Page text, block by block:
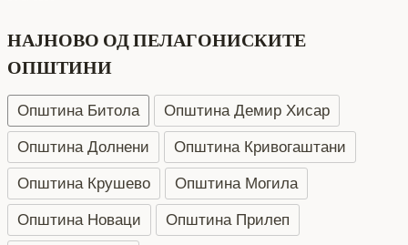
НАЈНОВО ОД ПЕЛАГОНИСКИТЕ
ОПШТИНИ
Општина Битола
Општина Демир Хисар
Општина Долнени
Општина Кривогаштани
Општина Крушево
Општина Могила
Општина Новаци
Општина Прилеп